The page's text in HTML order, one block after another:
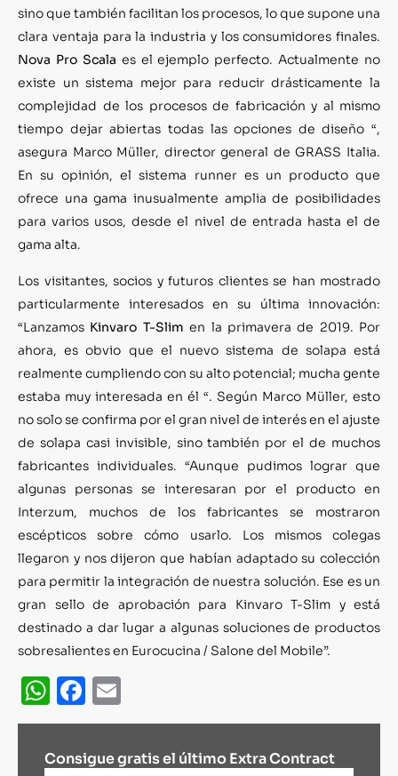
sino que también facilitan los procesos, lo que supone una
clara ventaja para la industria y los consumidores finales.
Nova Pro Scala es el ejemplo perfecto. Actualmente no
existe un sistema mejor para reducir drásticamente la
complejidad de los procesos de fabricación y al mismo
tiempo dejar abiertas todas las opciones de diseño “,
asegura Marco Müller, director general de GRASS Italia.
En su opinión, el sistema runner es un producto que
ofrece una gama inusualmente amplia de posibilidades
para varios usos, desde el nivel de entrada hasta el de
gama alta.
Los visitantes, socios y futuros clientes se han mostrado
particularmente interesados en su última innovación:
“Lanzamos Kinvaro T-Slim en la primavera de 2019. Por
ahora, es obvio que el nuevo sistema de solapa está
realmente cumpliendo con su alto potencial; mucha gente
estaba muy interesada en él “. Según Marco Müller, esto
no solo se confirma por el gran nivel de interés en el ajuste
de solapa casi invisible, sino también por el de muchos
fabricantes individuales. “Aunque pudimos lograr que
algunas personas se interesaran por el producto en
Interzum, muchos de los fabricantes se mostraron
escépticos sobre cómo usarlo. Los mismos colegas
llegaron y nos dijeron que habían adaptado su colección
para permitir la integración de nuestra solución. Ese es un
gran sello de aprobación para Kinvaro T-Slim y está
destinado a dar lugar a algunas soluciones de productos
sobresalientes en Eurocucina / Salone del Mobile”.
WhatsApp
Facebook
Consigue gratis el último Extra Contract